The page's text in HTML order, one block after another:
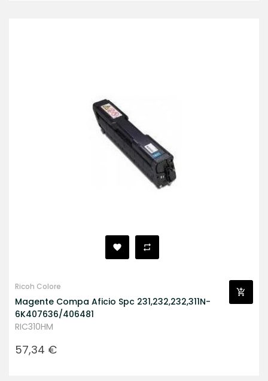
Ricoh Colore
Magente Compa Aficio Spc 231,232,232,311N-
6K407636/406481
RIC310HM
Prezzo
57,34 €